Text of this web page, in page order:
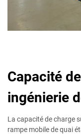
Capacité
ingénierie
La capacité de charge
rampe mobile de quai